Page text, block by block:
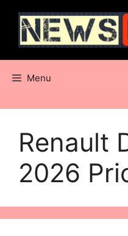
content
Menu
Renault
2026